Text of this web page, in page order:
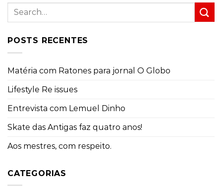
POSTS RECENTES
Matéria com Ratones para jornal O Globo
Lifestyle Re issues
Entrevista com Lemuel Dinho
Skate das Antigas faz quatro anos!
Aos mestres, com respeito.
CATEGORIAS